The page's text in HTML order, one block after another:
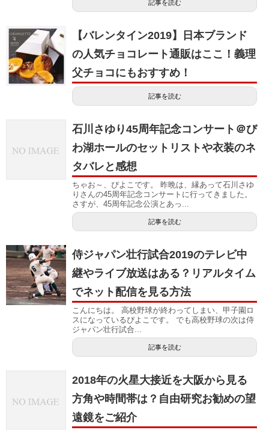
記事を読む
【バレンタイン2019】日本ブランド
の人気チョコレート通販はここ！義理
父チョコにもおすすめ！
記事を読む
石川さゆり45周年記念コンサート＠び
わ湖ホールのセットリストや衣装のネ
タバレと感想
ちゃお～、ぴよこです。 昨晩は、縁あって石川さゆ
りさんの45周年記念コンサートに行ってきました。
さすが、45周年記念公演とあっ...
記事を読む
侍ジャパン壮行試合2019のテレビ中
継やライブ放送はある？リアルタイム
でネット配信を見る方法
こんにちは。 高校野球が終わってしまい、甲子園ロ
スになっているぴよこです。 でも高校野球の次は侍
ジャパン壮行試合...
記事を読む
2018年の火星大接近を大阪から見る
方角や時間帯は？自由研究お勧めの望
遠鏡をご紹介